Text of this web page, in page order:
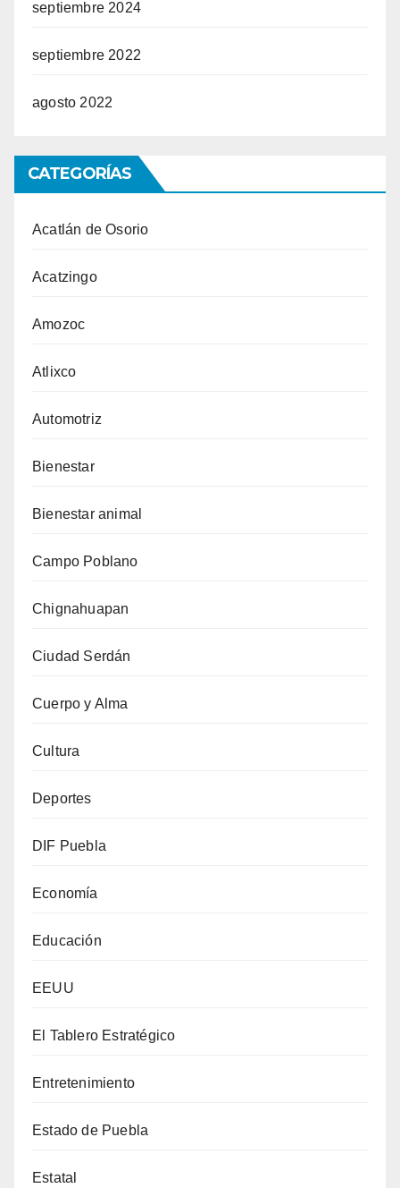
septiembre 2024
septiembre 2022
agosto 2022
CATEGORÍAS
Acatlán de Osorio
Acatzingo
Amozoc
Atlixco
Automotriz
Bienestar
Bienestar animal
Campo Poblano
Chignahuapan
Ciudad Serdán
Cuerpo y Alma
Cultura
Deportes
DIF Puebla
Economía
Educación
EEUU
El Tablero Estratégico
Entretenimiento
Estado de Puebla
Estatal